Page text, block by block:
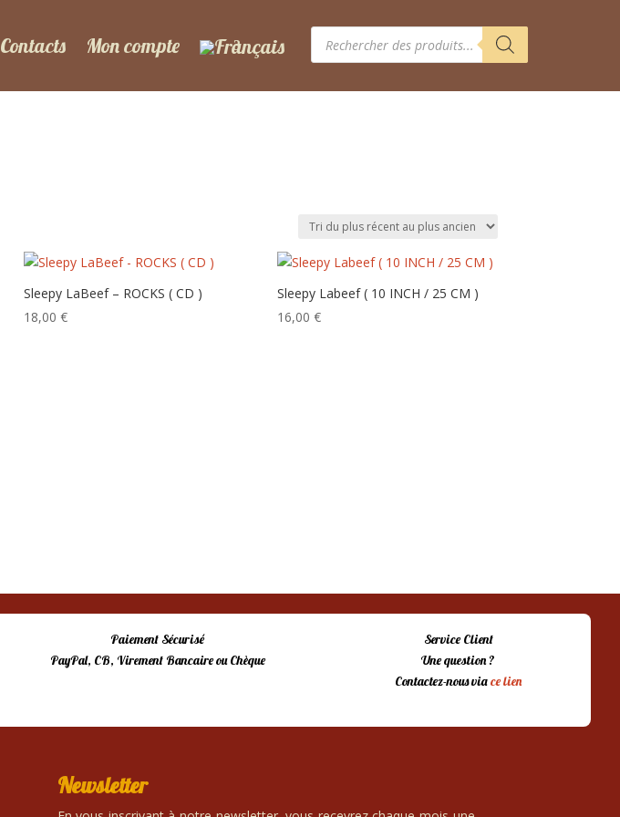
Contacts Mon compte
Recherche
produits
Sleepy LaBeef – ROCKS ( CD )
18,00€
Sleepy Labeef ( 10 INCH / 25 CM )
16,00€
Paiement Sécurisé
PayPal, CB, Virement Bancaire ou Chèque
Service Client
Une question ?
Contactez-nous viace lien
Newsletter